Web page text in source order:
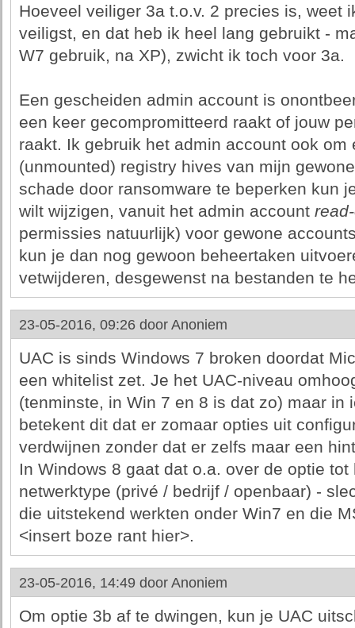
Hoeveel veiliger 3a t.o.v. 2 precies is, weet
veiligst, en dat heb ik heel lang gebruikt -
W7 gebruik, na XP), zwicht ik toch voor 3a.
Een gescheiden admin account is
een keer gecompromitteerd raakt of jouw
raakt. Ik gebruik het admin account ook
(unmounted) registry hives van mijn
schade door ransomware te beperken kun
wilt wijzigen, vanuit het admin account
permissies natuurlijk) voor gewone
kun je dan nog gewoon beheertaken
vetwijderen, desgewenst na bestanden te
23-05-2016, 09:26 door Anoniem
UAC is sinds Windows 7 broken doordat
een whitelist zet. Je het UAC-niveau
(tenminste, in Win 7 en 8 is dat zo) maar in
betekent dit dat er zomaar opties uit
verdwijnen zonder dat er zelfs maar een
In Windows 8 gaat dat o.a. over de optie
netwerktype (privé / bedrijf / openbaar) -
die uitstekend werkten onder Win7 en die
<insert boze rant hier>.
23-05-2016, 14:49 door Anoniem
Om optie 3b af te dwingen, kun je UAC